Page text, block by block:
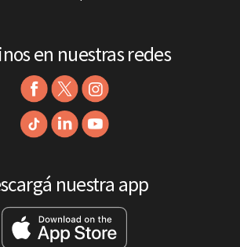
en nuestras redes
nuestra app